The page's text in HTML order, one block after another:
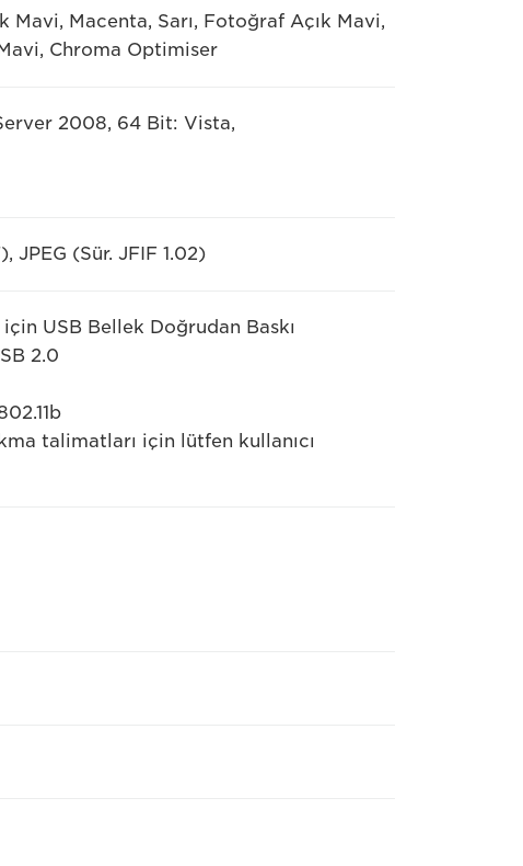
Macenta, Sarı, Fotoğraf Açık Mavi,
Chroma Optimiser
2008, 64 Bit: Vista,
JPEG (Sür. JFIF 1.02)
USB Bellek Doğrudan Baskı
2.0
talimatları için lütfen kullanıcı